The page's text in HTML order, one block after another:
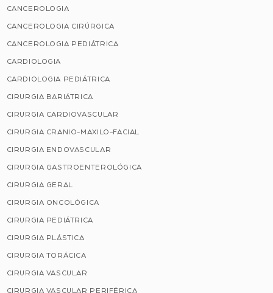
CANCEROLOGIA
CANCEROLOGIA CIRÚRGICA
CANCEROLOGIA PEDIÁTRICA
CARDIOLOGIA
CARDIOLOGIA PEDIÁTRICA
CIRURGIA BARIÁTRICA
CIRURGIA CARDIOVASCULAR
CIRURGIA CRANIO-MAXILO-FACIAL
CIRURGIA ENDOVASCULAR
CIRURGIA GASTROENTEROLÓGICA
CIRURGIA GERAL
CIRURGIA ONCOLÓGICA
CIRURGIA PEDIÁTRICA
CIRURGIA PLÁSTICA
CIRURGIA TORÁCICA
CIRURGIA VASCULAR
CIRURGIA VASCULAR PERIFÉRICA